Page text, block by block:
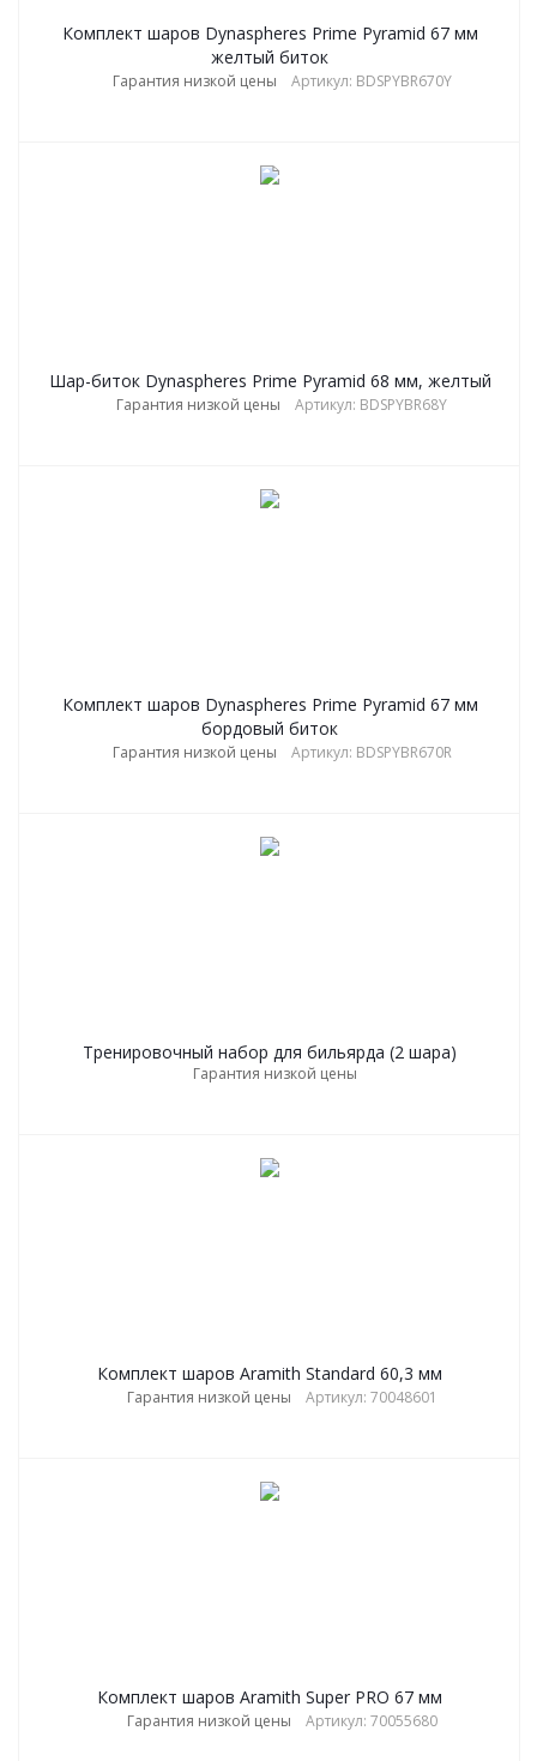
Комплект шаров Dynaspheres Prime Pyramid 67 мм
желтый биток
Гарантия низкой цены Артикул: BDSPYBR670Y
Шар-биток Dynaspheres Prime Pyramid 68 мм, желтый
Гарантия низкой цены Артикул: BDSPYBR68Y
Комплект шаров Dynaspheres Prime Pyramid 67 мм
бордовый биток
Гарантия низкой цены Артикул: BDSPYBR670R
Тренировочный набор для бильярда (2 шара)
Гарантия низкой цены
Комплект шаров Aramith Standard 60,3 мм
Гарантия низкой цены Артикул: 70048601
Комплект шаров Aramith Super PRO 67 мм
Гарантия низкой цены Артикул: 70055680